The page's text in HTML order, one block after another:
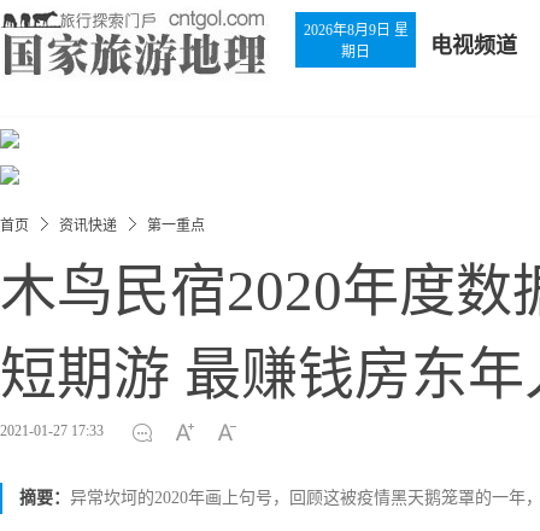
2026年8月9日 星
期日
电视频道
首页 资讯快递 第一重点
木鸟民宿2020年度
短期游 最赚钱房东
2021-01-27 17:33
摘要： 异常坎坷的2020年画上句号，回顾这被疫情黑天鹅笼罩的一